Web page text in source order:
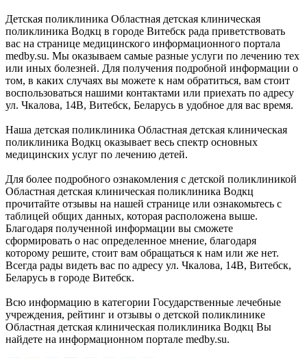
Детская поликлиника Областная детская клиническая
поликлиника Водкц в городе Витебск рада приветствовать
вас на странице медицинского информационного портала
medby.su. Мы оказываем самые разные услуги по лечению тех
или иных болезней. Для получения подробной информации о
том, в каких случаях вы можете к нам обратиться, вам стоит
воспользоваться нашими контактами или приехать по адресу
ул. Чкалова, 14В, Витебск, Беларусь в удобное для вас время.
Наша детская поликлиника Областная детская клиническая
поликлиника Водкц оказывает весь спектр основных
медицинских услуг по лечению детей.
Для более подробного ознакомления с детской поликлиникой
Областная детская клиническая поликлиника Водкц
прочитайте отзывы на нашей странице или ознакомьтесь с
таблицей общих данных, которая расположена выше.
Благодаря полученной информации вы сможете
сформировать о нас определенное мнение, благодаря
которому решите, стоит вам обращаться к нам или же нет.
Всегда рады видеть вас по адресу ул. Чкалова, 14В, Витебск,
Беларусь в городе Витебск.
Всю информацию в категории Государственные лечебные
учреждения, рейтинг и отзывы о детской поликлинике
Областная детская клиническая поликлиника Водкц Вы
найдете на информационном портале medby.su.